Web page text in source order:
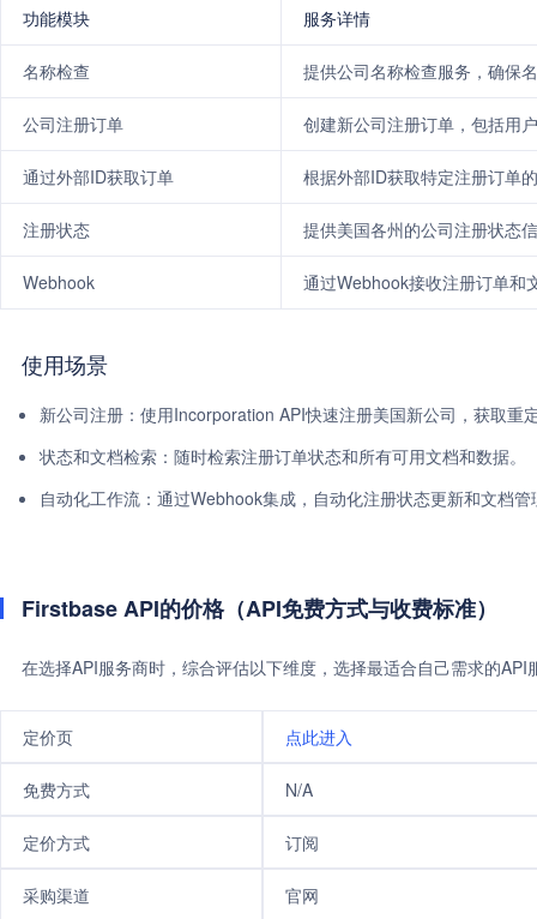
功能模块 服务详情
名称检查 提供公司名称检查服务，确保
公司注册订单 创建新公司注册订单，包括用
通过外部ID获取订单 根据外部ID获取特定注册订单
注册状态 提供美国各州的公司注册状态
Webhook 通过Webhook接收注册订单和
使用场景
新公司注册：使用Incorporation API快速注册美国新公司，获取重
状态和文档检索：随时检索注册订单状态和所有可用文档和数据。
自动化工作流：通过Webhook集成，自动化注册状态更新和文档管
Firstbase API的价格（API免费方式与收费标准）
在选择API服务商时，综合评估以下维度，选择最适合自己需求的
定价页 点此进入
免费方式 N/A
定价方式 订阅
采购渠道 官网